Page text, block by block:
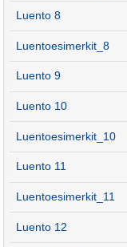
Luento 8
Luentoesimerkit_8
Luento 9
Luento 10
Luentoesimerkit_10
Luento 11
Luentoesimerkit_11
Luento 12